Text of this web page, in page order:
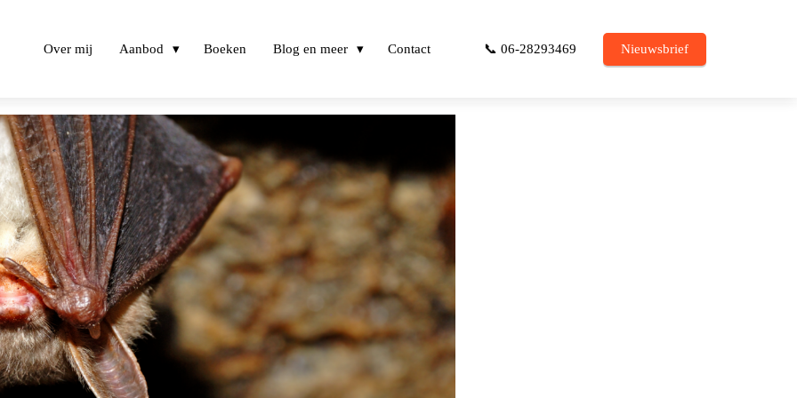
Over mij Aanbod Boeken Blog en meer Contact 📞 06-28293469 Nieuwsbrief